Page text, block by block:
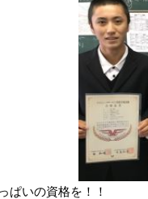
ぱいの資格を！！